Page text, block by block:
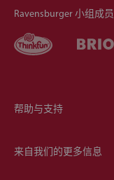
Ravensburger 小组成员
帮助与支持
来自我们的更多信息